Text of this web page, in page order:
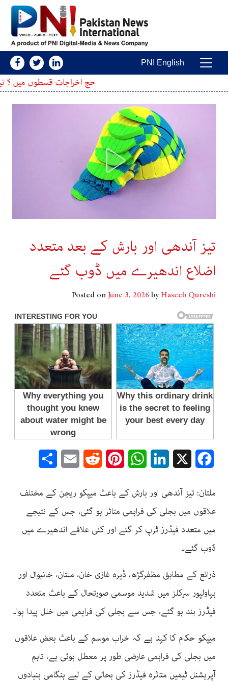
Main Navigation
PNI English
حج اخراجات قسطوں میں ؟ نیا طریقہ کار تیار
تیز آندھی اور بارش کے بعد متعدد
اضلاع اندھیرے میں ڈوب گئے
Posted onJune 3, 2026byHaseeb Qureshi
Facebook
LinkedIn
WhatsApp
Pinterest
Reddit
Email
ملتان: تیز آندھی اور بارش کے باعث میپکو ریجن کے مختلف
علاقوں میں بجلی کی فراہمی متاثر ہو گئی، جس کے نتیجے
میں متعدد فیڈرز ٹرپ کر گئے اور کئی علاقے اندھیرے میں
ڈوب گئے۔
ذرائع کے مطابق مظفرگڑھ، ڈیرہ غازی خان، ملتان، خانیوال اور
بہاولپور سرکلز میں شدید موسمی صورتحال کے باعث متعدد
فیڈرز بند ہو گئے، جس سے بجلی کی فراہمی میں خلل پیدا ہوا۔
میپکو حکام کا کہنا ہے کہ خراب موسم کے باعث بعض علاقوں
میں بجلی کی فراہمی عارضی طور پر معطل ہوئی ہے، تاہم
آپریشنل ٹیمیں متاثرہ فیڈرز کی بحالی کے لیے ہنگامی بنیادوں